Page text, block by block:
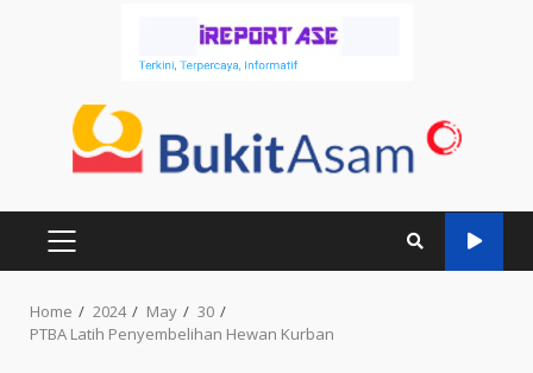
PRIMARY
Home 2024 May
30
PTBA Latih Penyembelihan Hewan Kurban